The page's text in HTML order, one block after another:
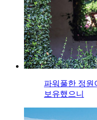
파워풀한 정원
보유했으니